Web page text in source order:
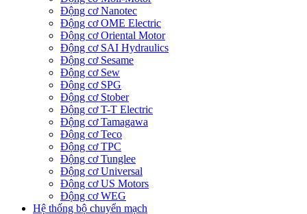
Động cơ Nanotec
Động cơ OME Electric
Động cơ Oriental Motor
Động cơ SAI Hydraulics
Động cơ Sesame
Động cơ Sew
Động cơ SPG
Động cơ Stober
Động cơ T-T Electric
Động cơ Tamagawa
Động cơ Teco
Động cơ TPC
Động cơ Tunglee
Động cơ Universal
Động cơ US Motors
Động cơ WEG
Hệ thống bộ chuyển mạch